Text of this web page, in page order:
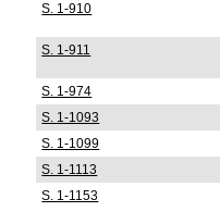
S. 1-910
S. 1-911
S. 1-974
S. 1-1093
S. 1-1099
S. 1-1113
S. 1-1153